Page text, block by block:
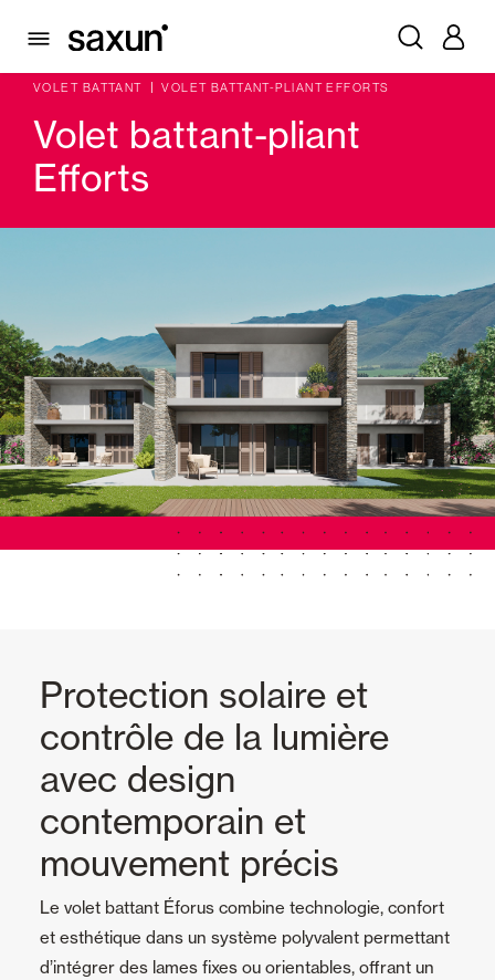
PRODUITS
VOLET BATTANT
VOLET BATTANT-PLIANT EFFORTS
Volet battant-pliant
Efforts
Protection solaire et
contrôle de la lumière
avec design
contemporain et
mouvement précis
Le volet battant Éforus combine technologie, confort
et esthétique dans un système polyvalent permettant
d’intégrer des lames fixes ou orientables, offrant un